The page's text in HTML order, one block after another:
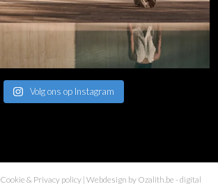
Volg ons op Instagram
Cookie & Privacy policy| Webdesign by Ozalith.be - digital